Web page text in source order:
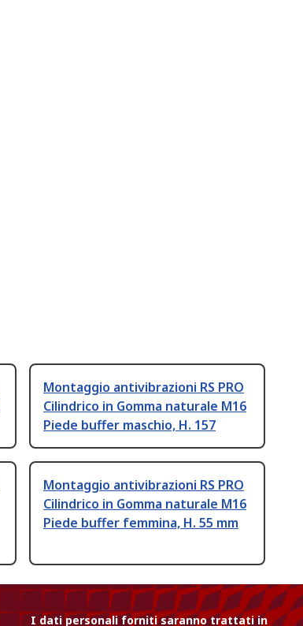
Montaggio antivibrazioni RS PRO
Cilindrico in Gomma naturale M16
Piede buffer maschio, H. 157
Montaggio antivibrazioni RS PRO
Cilindrico in Gomma naturale M16
Piede buffer femmina, H. 55 mm
I dati personali forniti saranno trattati in